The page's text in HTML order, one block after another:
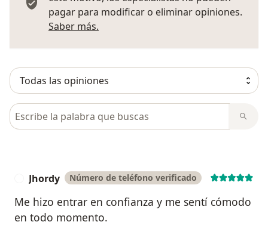
pagar para modificar o eliminar opiniones.
Saber más.
Busca en opiniones
Jhordy Número de teléfono verificado
Me hizo entrar en confianza y me sentí cómodo
en todo momento.